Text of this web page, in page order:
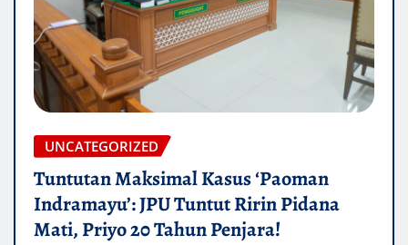
UNCATEGORIZED
Tuntutan Maksimal Kasus ‘Paoman
Indramayu’: JPU Tuntut Ririn Pidana
Mati, Priyo 20 Tahun Penjara!